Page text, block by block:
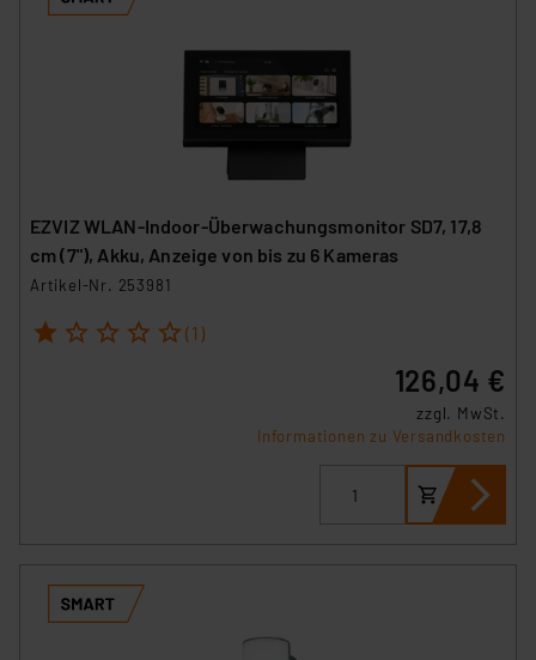
Datenschutzerklärung
EZVIZ WLAN-Indoor-Überwachungsmonitor SD7, 17,8
cm (7"), Akku, Anzeige von bis zu 6 Kameras
Artikel-Nr. 253981
1 2 3 4 5 (1)
126,04 €
zzgl. MwSt.
Informationen zu Versandkosten